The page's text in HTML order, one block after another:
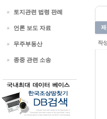
토지관련 법령 판례
언론 보도 자료
무주부동산
종중 관련 소송